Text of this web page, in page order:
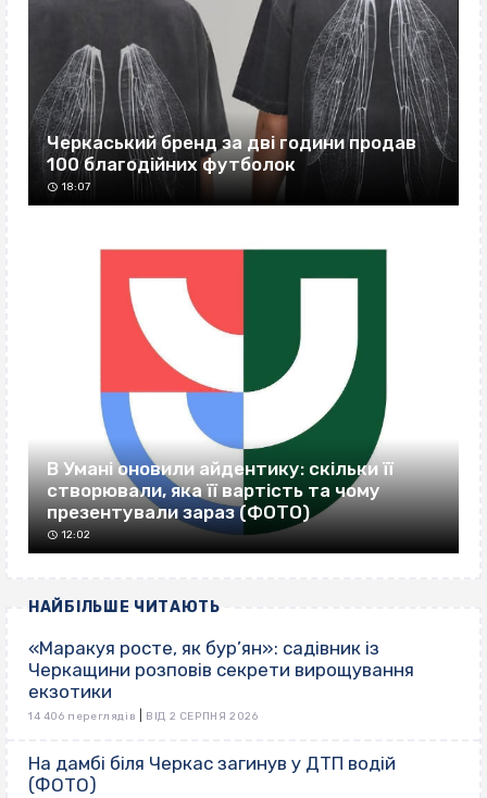
Черкаський бренд за дві години продав
100 благодійних футболок
18:07
В Умані оновили айдентику: скільки її
створювали, яка її вартість та чому
презентували зараз (ФОТО)
12:02
НАЙБІЛЬШЕ ЧИТАЮТЬ
«Маракуя росте, як бур’ян»: садівник із
Черкащини розповів секрети вирощування
екзотики
14 406 переглядів ВІД 2 СЕРПНЯ 2026
На дамбі біля Черкас загинув у ДТП водій
(ФОТО)